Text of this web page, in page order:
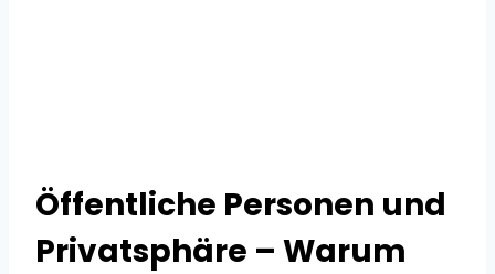
Öffentliche Personen und
Privatsphäre – Warum